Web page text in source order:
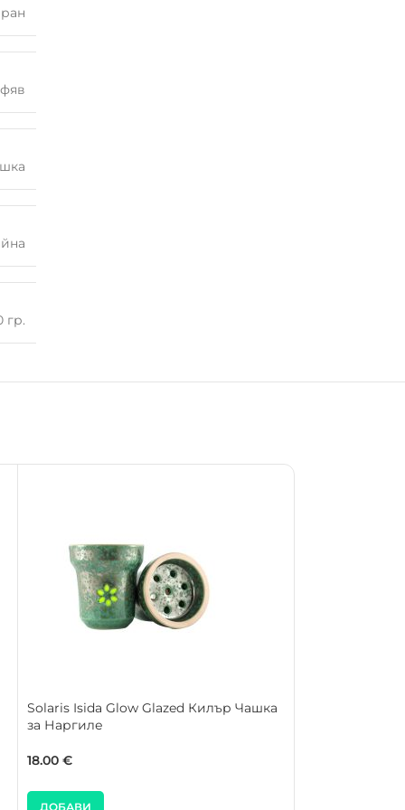
гр.
Solaris Isida Glow Glazed Килър Чашка
за Наргиле
18.00 €
ДОБАВИ